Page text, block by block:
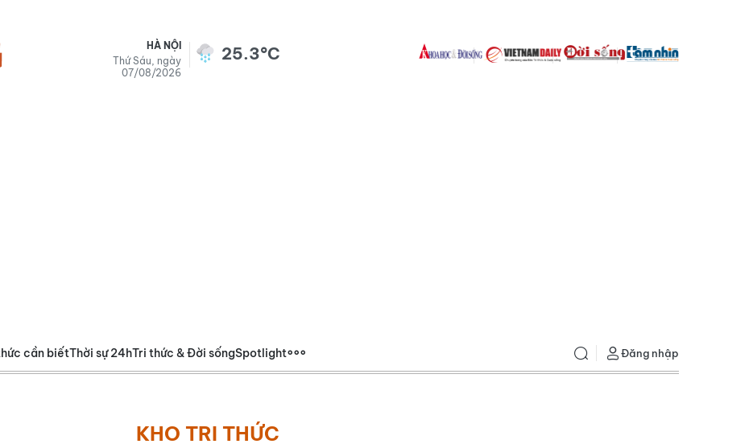
HÀ NỘI
Thứ Sáu, ngày
07/08/2026
25.3°C
cần biếtThời sự 24hTri thức & Đời sốngSpotlight Đăng nhập
KHO TRI THỨC